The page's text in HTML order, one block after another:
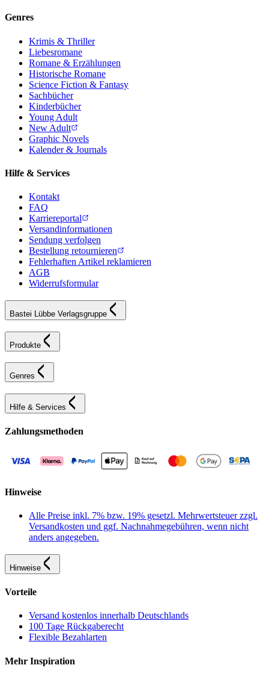
Genres
Krimis & Thriller
Liebesromane
Romane & Erzählungen
Historische Romane
Science Fiction & Fantasy
Sachbücher
Kinderbücher
Young Adult
New Adult
Graphic Novels
Kalender & Journals
Hilfe & Services
Kontakt
FAQ
Karriereportal
Versandinformationen
Sendung verfolgen
Bestellung retournieren
Fehlerhaften Artikel reklamieren
AGB
Widerrufsformular
Bastei Lübbe Verlagsgruppe
Produkte
Genres
Hilfe & Services
Zahlungsmethoden
Hinweise
Alle Preise inkl. 7% bzw. 19% gesetzl. Mehrwertsteuer zzgl.
Versandkosten und ggf. Nachnahmegebühren, wenn nicht
anders angegeben.
Hinweise
Vorteile
Versand kostenlos innerhalb Deutschlands
100 Tage Rückgaberecht
Flexible Bezahlarten
Mehr Inspiration